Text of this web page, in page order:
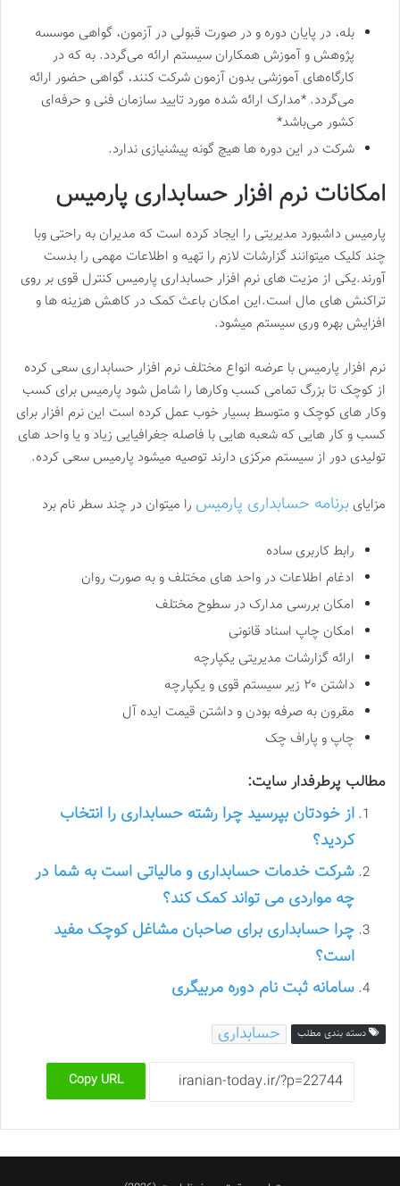
بله، در پایان دوره و در صورت قبولی در آزمون، گواهی موسسه
پژوهش و آموزش همکاران سیستم ارائه می‌گردد. به که در
کارگاه‌های آموزشی بدون آزمون شرکت کنند، گواهی حضور ارائه
می‌گردد. *مدارک ارائه شده مورد تایید سازمان فنی و حرفه‌ای
کشور می‌باشد*
شرکت در این دوره ها هیچ گونه پیشنیازی ندارد.
امکانات نرم افزار حسابداری پارمیس
پارمیس داشبورد مدیریتی را ایجاد کرده است که مدیران به راحتی وبا
چند کلیک میتوانند گزارشات لازم را تهیه و اطلاعات مهمی را بدست
آورند.یکی از مزیت های نرم افزار حسابداری پارمیس کنترل قوی بر روی
تراکنش های مال است.این امکان باعث کمک در کاهش هزینه ها و
افزایش بهره وری سیستم میشود.
نرم افزار پارمیس با عرضه انواع مختلف نرم افزار حسابداری سعی کرده
از کوچک تا بزرگ تمامی کسب وکارها را شامل شود پارمیس برای کسب
وکار های کوچک و متوسط بسیار خوب عمل کرده است این نرم افزار برای
کسب و کار هایی که شعبه هایی با فاصله جغرافیایی زیاد و یا واحد های
تولیدی دور از سیستم مرکزی دارند توصیه میشود پارمیس سعی کرده.
مزایای برنامه حسابداری پارمیس را میتوان در چند سطر نام برد
رابط کاربری ساده
ادغام اطلاعات در واحد های مختلف و به صورت روان
امکان بررسی مدارک در سطوح مختلف
امکان چاپ اسناد قانونی
ارائه گزارشات مدیریتی یکپارچه
داشتن ۲۰ زیر سیستم قوی و یکپارچه
مقرون به صرفه بودن و داشتن قیمت ایده آل
چاپ و پاراف چک
مطالب پرطرفدار سایت:
از خودتان بپرسید چرا رشته حسابداری را انتخاب
کردید؟
شرکت خدمات حسابداری و مالیاتی است به شما در
چه مواردی می تواند کمک کند؟
چرا حسابداری برای صاحبان مشاغل کوچک مفید
است؟
سامانه ثبت نام دوره مربیگری
دسته بندی مطلب حسابداری
Copy URL